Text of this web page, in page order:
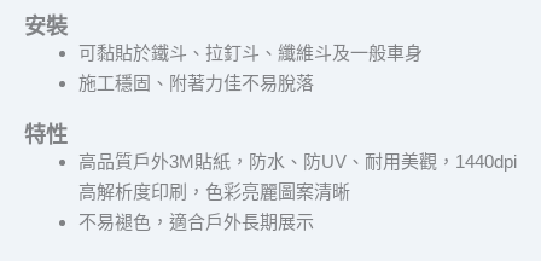
安裝
可黏貼於鐵斗、拉釘斗、纖維斗及一般車身
施工穩固、附著力佳不易脫落
特性
高品質戶外3M貼紙，防水、防UV、耐用美觀，1440dpi
高解析度印刷，色彩亮麗圖案清晰
不易褪色，適合戶外長期展示